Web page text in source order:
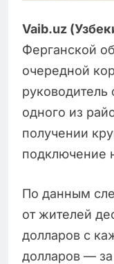
Vaib.uz
Ферганской
очередной
руководитель
одного из
получении
подключение
По данным
от жителей
долларов с
долларов —